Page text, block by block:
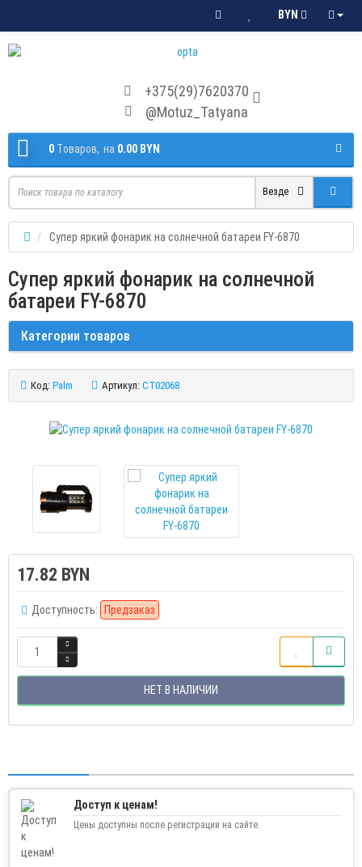
BYN
+375(29)7620370
@Motuz_Tatyana
0 Tоваров, на 0.00 BYN
Везде
Супер яркий фонарик на солнечной батареи FY-6870
Супер яркий фонарик на солнечной
батареи FY-6870
Категории товаров
Код: Palm Артикул: CT02068
17.82 BYN
Доступность: Предзаказ
НЕТ В НАЛИЧИИ
Доступ к ценам!
Цены доступны после регистрации на сайте.